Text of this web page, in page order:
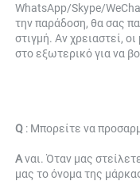
WhatsApp/Skype/
την παράδοση, θα σας
στιγμή. Αν χρειαστεί,
στο εξωτερικό για να
Q : Μπορείτε να
Α ναι. Όταν μας
μας το όνομα της